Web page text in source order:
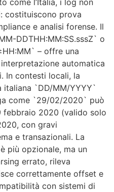
costituiscono prova
e analisi forense. Il
DDTHH:MM:SS.sssZ` o
– offre una
automatica
In contesti locali, la
`DD/MM/YYYY`
come `29/02/2020` può
febbraio 2020 (valido solo
con gravi
e transazionali. La
più opzionale, ma un
errato, rileva
correttamente offset e
con sistemi di